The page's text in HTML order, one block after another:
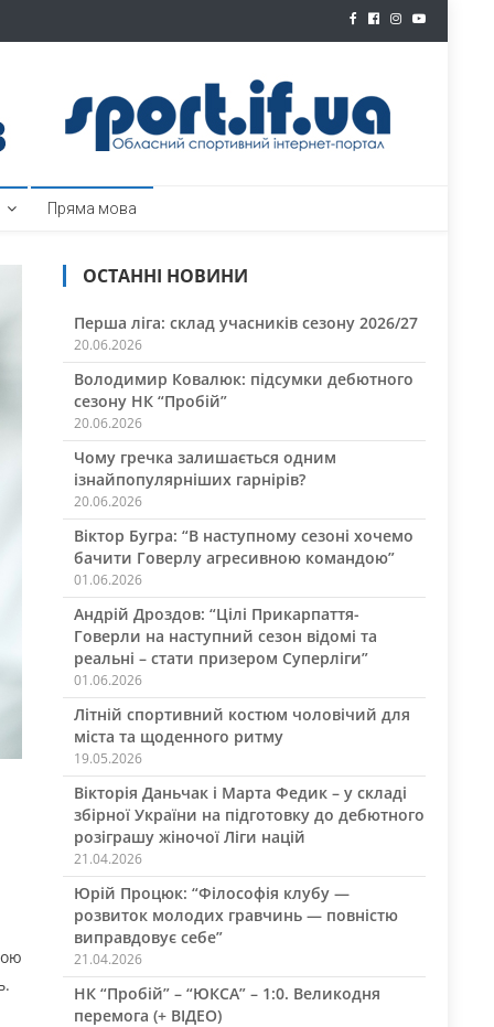
Пряма мова
ОСТАННІ НОВИНИ
Перша ліга: склад учасників сезону 2026/27
20.06.2026
Володимир Ковалюк: підсумки дебютного
сезону НК “Пробій”
20.06.2026
Чому гречка залишається одним
ізнайпопулярніших гарнірів?
20.06.2026
Віктор Бугра: “В наступному сезоні хочемо
бачити Говерлу агресивною командою”
01.06.2026
Андрій Дроздов: “Цілі Прикарпаття-
Говерли на наступний сезон відомі та
реальні – стати призером Суперліги”
01.06.2026
Літній спортивний костюм чоловічий для
міста та щоденного ритму
19.05.2026
Вікторія Даньчак і Марта Федик – у складі
збірної України на підготовку до дебютного
розіграшу жіночої Ліги націй
21.04.2026
Юрій Процюк: “Філософія клубу —
розвиток молодих гравчинь — повністю
виправдовує себе”
21.04.2026
НК “Пробій” – “ЮКСА” – 1:0. Великодня
перемога (+ ВІДЕО)